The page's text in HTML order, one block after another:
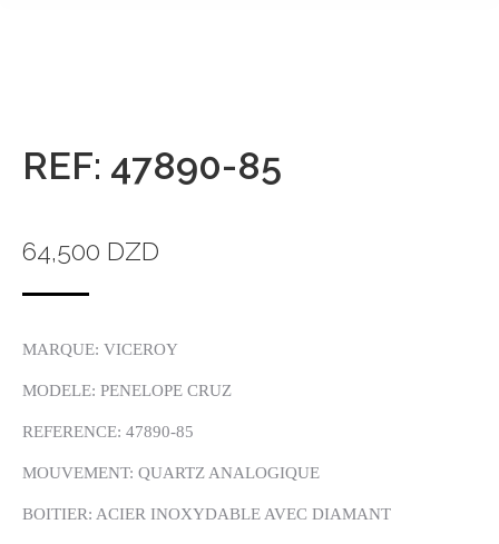
REF: 47890-85
64,500 DZD
MARQUE: VICEROY
MODELE: PENELOPE CRUZ
REFERENCE: 47890-85
MOUVEMENT: QUARTZ ANALOGIQUE
BOITIER: ACIER INOXYDABLE AVEC DIAMANT